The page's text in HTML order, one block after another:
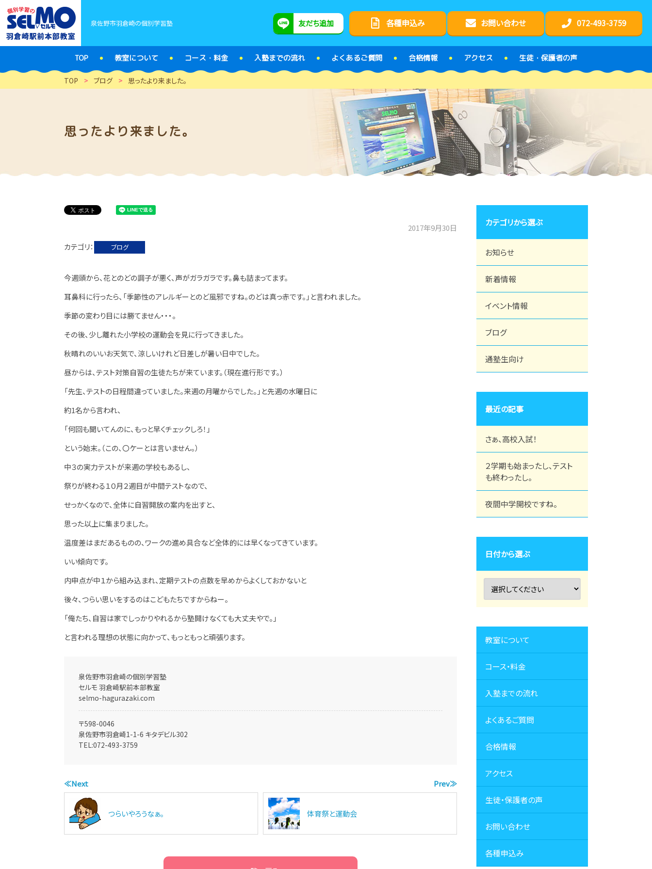
泉佐野市羽倉崎の個別学習塾 友だち追加 各種申込み お問い合わせ 072-493-3759
TOP 教室について コース・料金 入塾までの流れ よくあるご質問 合格情報 アクセス 生徒・保護者の声
TOP > ブログ > 思ったより来ました。
思ったより来ました。
2017年9月30日
カテゴリ
ブログ
今週頭から、花とのどの調子が悪く、声がガラガラです。鼻も詰まってます。
耳鼻科に行ったら、「季節性のアレルギーとのど風邪ですね。のどは真っ赤です。」と言われました。
季節の変わり目には勝てません・・・。
その後、少し離れた小学校の運動会を見に行ってきました。
秋晴れのいいお天気で、涼しいけれど日差しが暑い日中でした。
昼からは、テスト対策自習の生徒たちが来ています。（現在進行形です。）
「先生、テストの日程間違っていました。来週の月曜からでした。」と先週の水曜日に
約1名から言われ、
「何回も聞いてんのに、もっと早くチェックしろ！」
という始末。（この、〇ケーとは言いません。）
中３の実力テストが来週の学校もあるし、
祭りが終わる１０月２週目が中間テストなので、
せっかくなので、全体に自習開放の案内を出すと、
思った以上に集まりました。
温度差はまだあるものの、ワークの進め具合など全体的には早くなってきています。
いい傾向です。
内申点が中１から組み込まれ、定期テストの点数を早めからよくしておかないと
後々、つらい思いをするのはこどもたちですからねー。
「俺たち、自習は家でしっかりやれるから塾開けなくても大丈夫やで。」
と言われる理想の状態に向かって、もっともっと頑張ります。
泉佐野市羽倉崎の個別学習塾
セルモ 羽倉崎駅前本部教室
selmo-hagurazaki.com
〒598-0046
泉佐野市羽倉崎1-1-6 キタデビル302
TEL:072-493-3759
≪Next
つらいやろうなぁ。
Prev≫
体育祭と運動会
カテゴリから選ぶ
お知らせ
新着情報
イベント情報
ブログ
通塾生向け
最近の記事
さぁ、高校入試！
２学期も始まったし、テスト
も終わったし。
夜間中学開校ですね。
日付から選ぶ
教室について
コース・料金
入塾までの流れ
よくあるご質問
合格情報
アクセス
生徒・保護者の声
お問い合わせ
各種申込み